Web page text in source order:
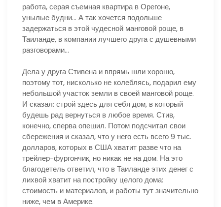
работа, серая съемная квартира в Орегоне,
унылые будни… А так хочется подольше
задержаться в этой чудесной манговой роще, в
Таиланде, в компании лучшего друга с душевными
разговорами…
Дела у друга Стивена и впрямь шли хорошо,
поэтому тот, нисколько не колеблясь, подарил ему
небольшой участок земли в своей манговой роще.
И сказал: строй здесь для себя дом, в который
будешь рад вернуться в любое время. Стив,
конечно, сперва опешил. Потом подсчитал свои
сбережения и сказал, что у него есть всего 9 тыс.
долларов, которых в США хватит разве что на
трейлер-фургончик, но никак не на дом. На это
благодетель ответил, что в Таиланде этих денег с
лихвой хватит на постройку целого дома:
стоимость и материалов, и работы тут значительно
ниже, чем в Америке.